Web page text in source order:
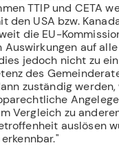
TTIP und CETA
den USA bzw.
die EU-
Auswirkungen auf
jedoch nicht zu
des
zuständig werden,
Vergleich zu
auslösen